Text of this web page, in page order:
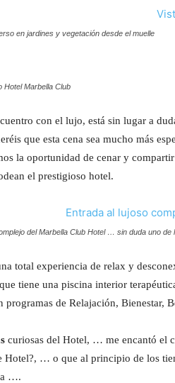
en jardines y vegetación desde el muelle
Hotel Marbella Club
con el lujo, está sin lugar a
que esta cena sea mucho más
la oportunidad de cenar y
el prestigioso hotel.
del Marbella Club Hotel … sin duda uno de
total experiencia de relax y
tiene una piscina interior
programas de Relajación, Bienestar,
curiosas del Hotel, … me encantó el
Hotel?, … o que al principio de los
….